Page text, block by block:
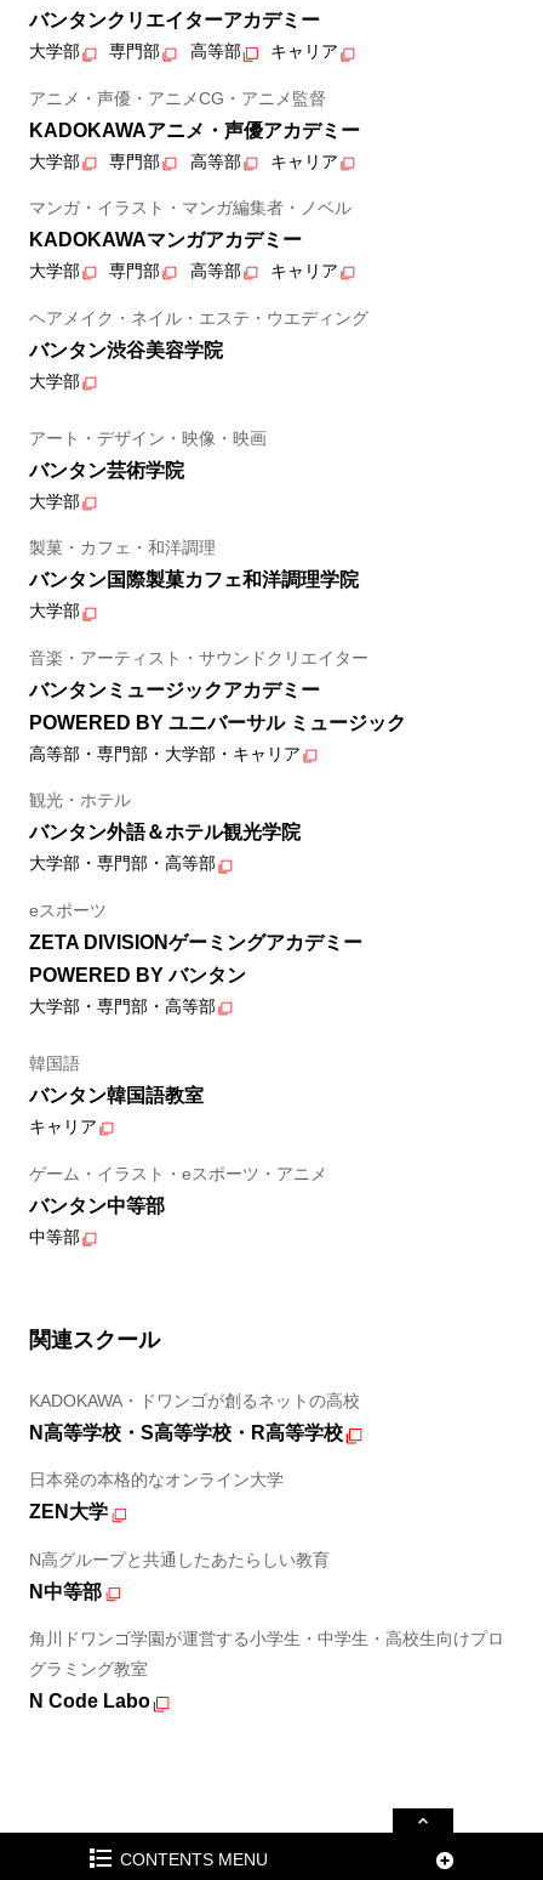
バンタンクリエイターアカデミー
大学部 専門部 高等部 キャリア
アニメ・声優・アニメCG・アニメ監督
KADOKAWAアニメ・声優アカデミー
大学部 専門部 高等部 キャリア
マンガ・イラスト・マンガ編集者・ノベル
KADOKAWAマンガアカデミー
大学部 専門部 高等部 キャリア
ヘアメイク・ネイル・エステ・ウエディング
バンタン渋谷美容学院
大学部
アート・デザイン・映像・映画
バンタン芸術学院
大学部
製菓・カフェ・和洋調理
バンタン国際製菓カフェ和洋調理学院
大学部
音楽・アーティスト・サウンドクリエイター
バンタンミュージックアカデミー
POWERED BY ユニバーサル ミュージック
高等部・専門部・大学部・キャリア
観光・ホテル
バンタン外語＆ホテル観光学院
大学部・専門部・高等部
eスポーツ
ZETA DIVISIONゲーミングアカデミー
POWERED BY バンタン
大学部・専門部・高等部
韓国語
バンタン韓国語教室
キャリア
ゲーム・イラスト・eスポーツ・アニメ
バンタン中等部
中等部
関連スクール
KADOKAWA・ドワンゴが創るネットの高校
N高等学校・S高等学校・R高等学校
日本発の本格的なオンライン大学
ZEN大学
N高グループと共通したあたらしい教育
N中等部
角川ドワンゴ学園が運営する小学生・中学生・高校生向けプロ
グラミング教室
N Code Labo
CONTENTS MENU